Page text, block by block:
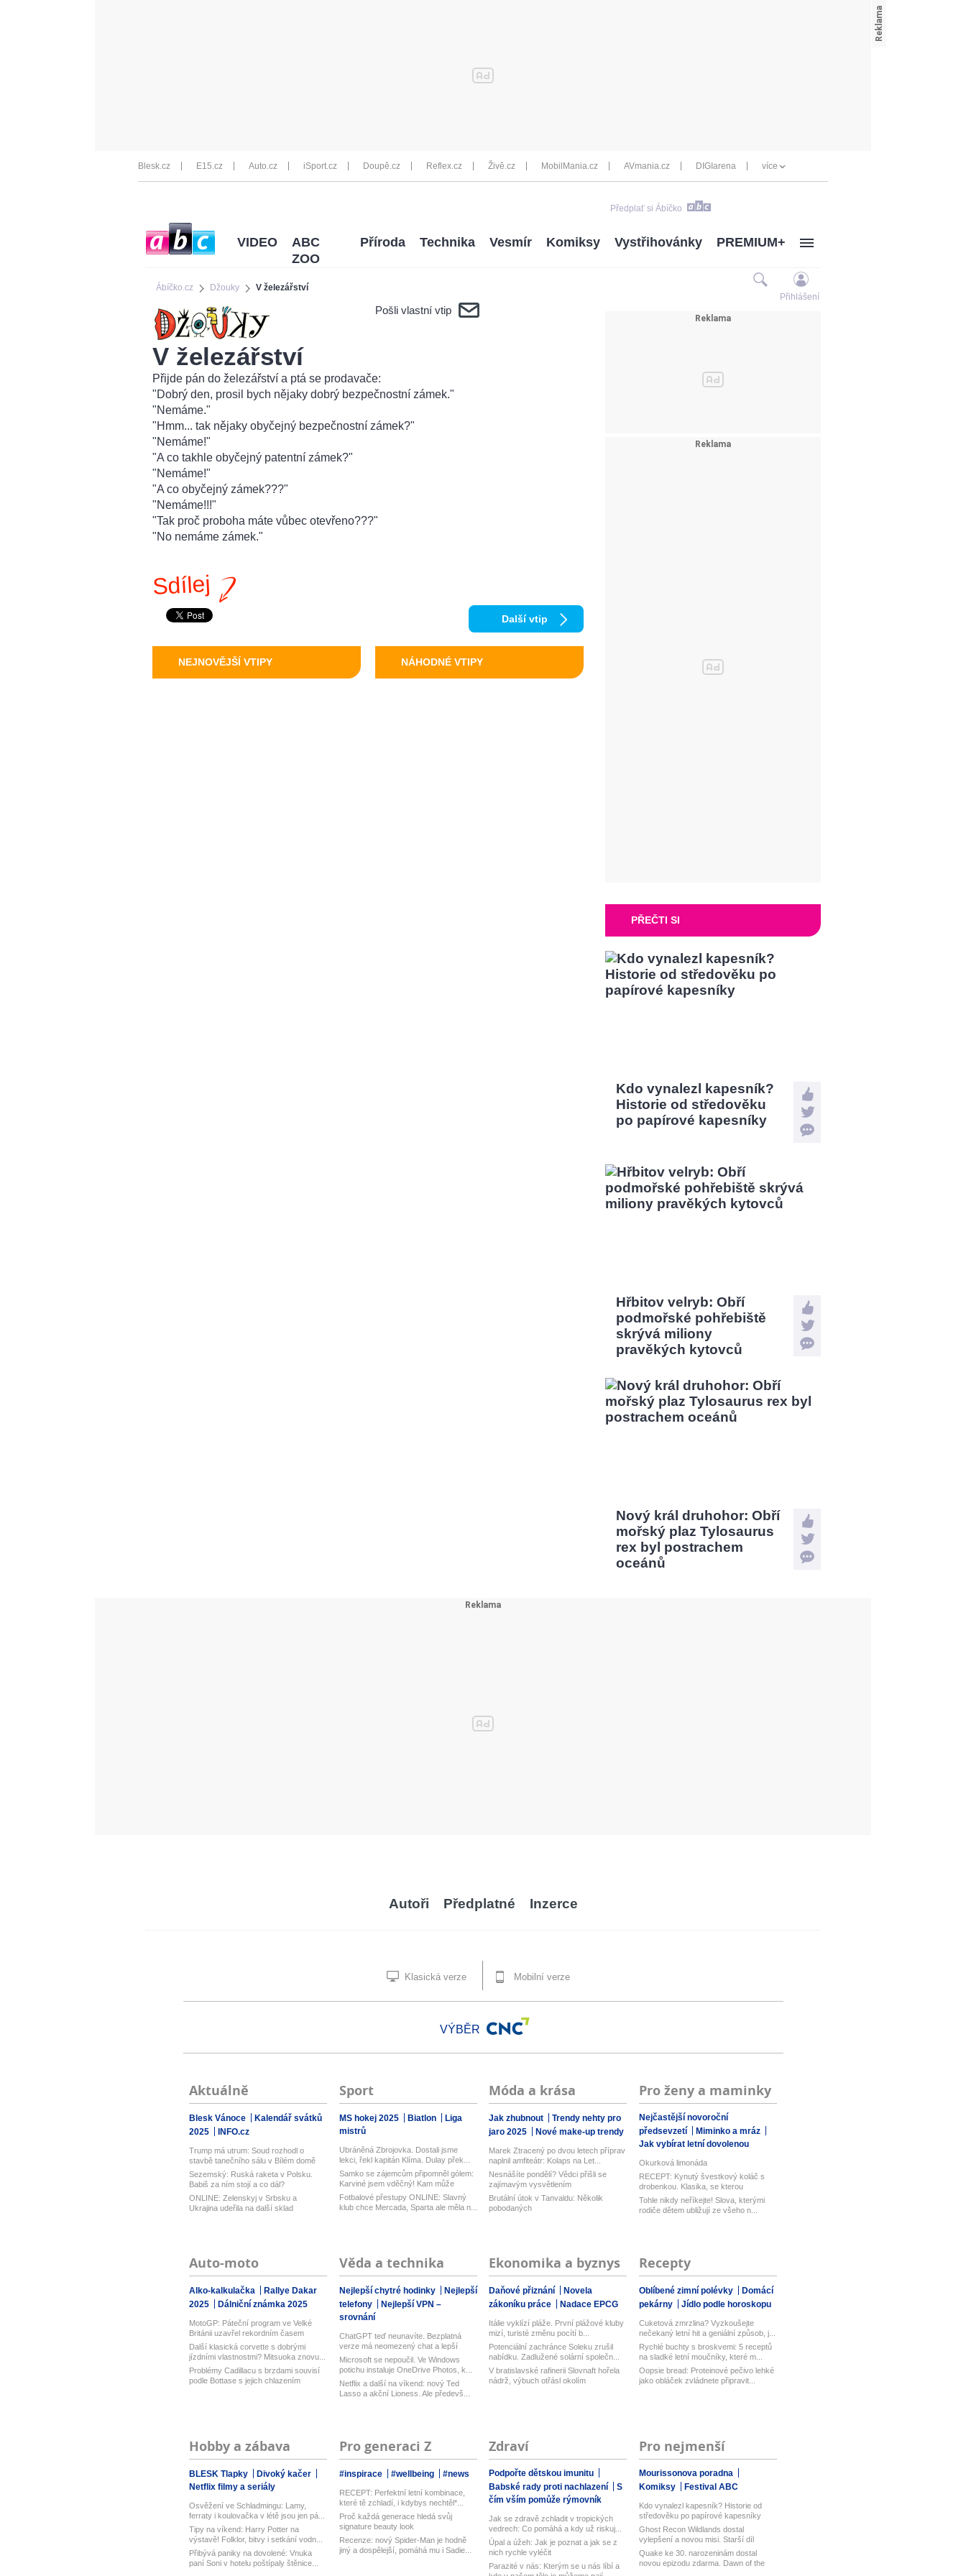
Blesk.cz E15.cz Auto.cz iSport.cz Doupě.cz Reflex.cz Živě.cz MobilMania.cz AVmania.cz DIGIarena více
Předplať si Ábíčko
Ábíčko.cz Džouky V železářství
VIDEO
ABC
ZOO
Příroda Technika Vesmír Komiksy Vystřihovánky PREMIUM+
Přihlášení
Pošli vlastní vtip
V železářství
Přijde pán do železářství a ptá se prodavače:
"Dobrý den, prosil bych nějaky dobrý bezpečnostní zámek."
"Nemáme."
"Hmm... tak nějaky obyčejný bezpečnostní zámek?"
"Nemáme!"
"A co takhle obyčejný patentní zámek?"
"Nemáme!"
"A co obyčejný zámek???"
"Nemáme!!!"
"Tak proč proboha máte vůbec otevřeno???"
"No nemáme zámek."
Sdílej
Další vtip
NEJNOVĚJŠÍ VTIPY NÁHODNÉ VTIPY
PŘEČTI SI
Kdo vynalezl kapesník?
Historie od středověku
po papírové kapesníky
Hřbitov velryb: Obří
podmořské pohřebiště
skrývá miliony
pravěkých kytovců
Nový král druhohor: Obří
mořský plaz Tylosaurus
rex byl postrachem
oceánů
Autoři Předplatné Inzerce
Klasická verze Mobilní verze
VÝBĚR
Aktuálně
Blesk Vánoce
Kalendář svátků
2025
INFO.cz
Trump má utrum: Soud rozhodl o
stavbě tanečního sálu v Bílém domě
Sezemský: Ruská raketa v Polsku.
Babiš za ním stojí a co dál?
ONLINE: Zelenskyj v Srbsku a
Ukrajina udeřila na další sklad
Sport
MS hokej 2025 Biatlon
Liga
mistrů
Ubráněná Zbrojovka. Dostali jsme
lekci, řekl kapitán Klíma. Dulay přek...
Samko se zájemcům připomněl gólem:
Karviné jsem vděčný! Kam může
odejí...
Fotbalové přestupy ONLINE: Slavný
klub chce Mercada, Sparta ale měla n...
Móda a krása
Jak zhubnout
Trendy nehty pro
jaro 2025
Nové make-up trendy
Marek Ztracený po dvou letech příprav
naplnil amfiteátr: Kolaps na Let...
Nesnášíte pondělí? Vědci přišli se
zajímavým vysvětlením
Brutální útok v Tanvaldu: Několik
pobodaných
Pro ženy a maminky
Nejčastější novoroční
předsevzetí
Miminko a mráz
Jak vybírat letní dovolenou
Okurková limonáda
RECEPT: Kynutý švestkový koláč s
drobenkou. Klasika, se kterou
zaboduj...
Tohle nikdy neříkejte! Slova, kterými
rodiče dětem ubližují ze všeho n...
Auto-moto
Alko-kalkulačka
Rallye Dakar
2025
Dálniční známka 2025
MotoGP: Páteční program ve Velké
Británii uzavřel rekordním časem
Bezz...
Další klasická corvette s dobrými
jízdními vlastnostmi? Mitsuoka znovu...
Problémy Cadillacu s brzdami souvisí
podle Bottase s jejich chlazením
Věda a technika
Nejlepší chytré hodinky
Nejlepší
telefony
Nejlepší VPN –
srovnání
ChatGPT teď neunavíte. Bezplatná
verze má neomezený chat a lepší
model...
Microsoft se nepoučil. Ve Windows
potichu instaluje OneDrive Photos, k...
Netflix a další na víkend: nový Ted
Lasso a akční Lioness. Ale předevš...
Ekonomika a byznys
Daňové přiznání
Novela
zákoníku práce
Nadace EPCG
Itálie vyklízí pláže. První plážové kluby
mizí, turisté změnu pocítí b...
Potenciální zachránce Soleku zrušil
nabídku. Zadlužené solární společn...
V bratislavské rafinerii Slovnaft hořela
nádrž, výbuch otřásl okolím
Recepty
Oblíbené zimní polévky
Domácí
pekárny
Jídlo podle horoskopu
Cuketová zmrzlina? Vyzkoušejte
nečekaný letní hit a geniální způsob, j...
Rychlé buchty s broskvemi: 5 receptů
na sladké letní moučníky, které m...
Oopsie bread: Proteinové pečivo lehké
jako obláček zvládnete připravit...
Hobby a zábava
BLESK Tlapky
Divoký kačer
Netflix filmy a seriály
Osvěžení ve Schladmingu: Lamy,
ferraty i koulovačka v létě jsou jen pá...
Tipy na víkend: Harry Potter na
výstavě! Folklor, bitvy i setkání vodn...
Přibývá paniky na dovolené: Vnuka
paní Soni v hotelu poštípaly štěnice...
Pro generaci Z
#inspirace #wellbeing #news
RECEPT: Perfektní letní kombinace,
které tě zchladí, i kdybys nechtěl*...
Proč každá generace hledá svůj
signature beauty look
Recenze: nový Spider-Man je hodně
jiný a dospělejší, pomáhá mu i Sadie...
Zdraví
Podpořte dětskou imunitu
Babské rady proti nachlazení
S
čím vším pomůže rýmovník
Jak se zdravě zchladit v tropických
vedrech: Co pomáhá a kdy už riskuj...
Úpal a úžeh: Jak je poznat a jak se z
nich rychle vyléčit
Parazité v nás: Kterým se u nás líbí a
Pro nejmenší
Mourissonova poradna
Komiksy
Festival ABC
Kdo vynalezl kapesník? Historie od
středověku po papírové kapesníky
Ghost Recon Wildlands dostal
vylepšení a novou misi. Starší díl
Ubisof...
Quake ke 30. narozeninám dostal
novou epizodu zdarma. Dawn of the